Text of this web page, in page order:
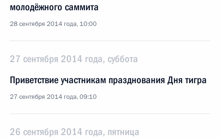
молодёжного саммита
28 сентября 2014 года, 10:00
27 сентября 2014 года, суббота
Приветствие участникам празднования Дня тигра
27 сентября 2014 года, 09:10
26 сентября 2014 года, пятница